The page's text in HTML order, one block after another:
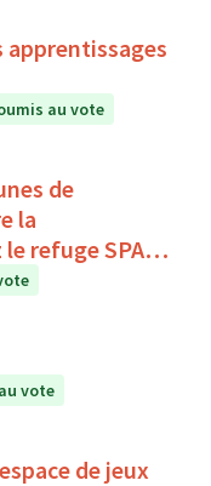
apprentissages
au vote
de
la
refuge SPA
vote
de jeux